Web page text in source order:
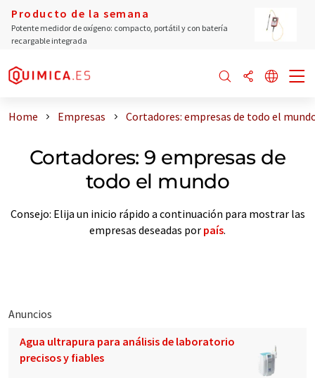
Producto de la semana
Potente medidor de oxígeno: compacto, portátil y con batería
recargable integrada
Home Empresas Cortadores: empresas de todo el
Cortadores: 9 empresas de
todo el mundo
Consejo: Elija un inicio rápido a continuación para mostrar las
empresas deseadas por país.
Anuncios
Agua ultrapura para análisis de laboratorio
precisos y fiables